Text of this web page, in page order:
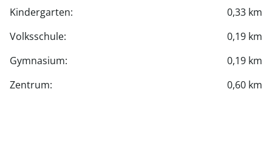
Kindergarten:
0,33 km
Volksschule:
0,19 km
Gymnasium:
0,19 km
Zentrum:
0,60 km